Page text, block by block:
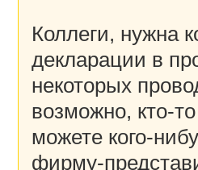
Коллеги, нужна
декларации в
некоторых
возможно, кто-
можете кого-
фирму-